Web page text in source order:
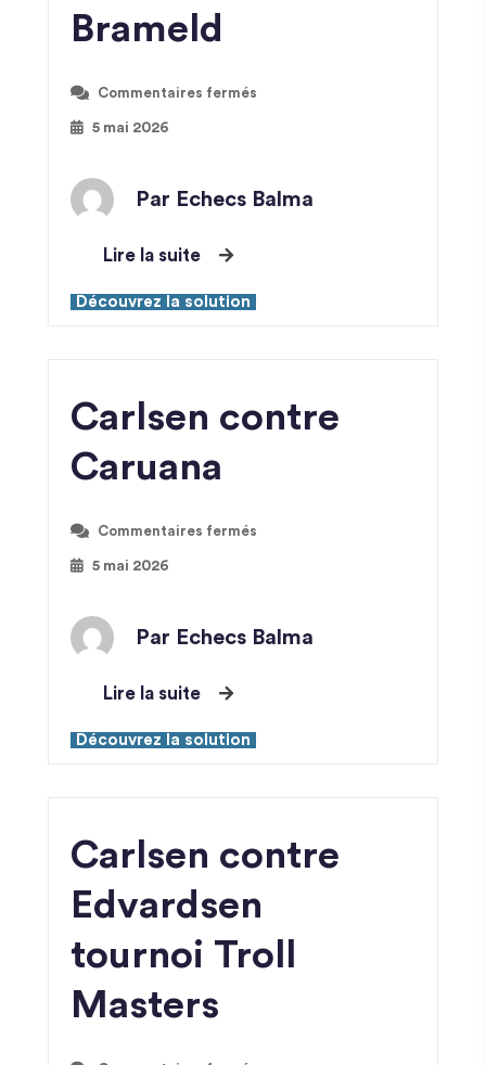
Brameld
Commentaires fermés
5 mai 2026
Par Echecs Balma
Lire la suite
Découvrez la solution
Carlsen contre
Caruana
Commentaires fermés
5 mai 2026
Par Echecs Balma
Lire la suite
Découvrez la solution
Carlsen contre
Edvardsen
tournoi Troll
Masters